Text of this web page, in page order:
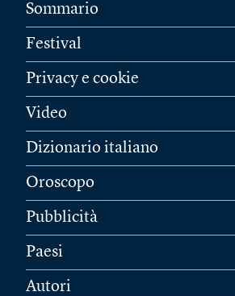
Sommario
Festival
Privacy e cookie
Video
Dizionario italiano
Oroscopo
Pubblicità
Paesi
Autori